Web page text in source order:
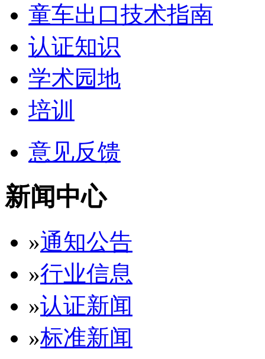
童车出口技术指南
认证知识
学术园地
培训
意见反馈
新闻中心
»通知公告
»行业信息
»认证新闻
»标准新闻